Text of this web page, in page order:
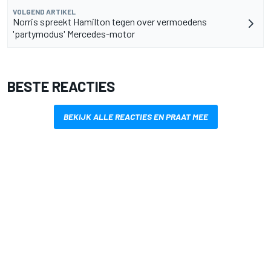
VOLGEND ARTIKEL
Norris spreekt Hamilton tegen over vermoedens
'partymodus' Mercedes-motor
BESTE REACTIES
BEKIJK ALLE REACTIES EN PRAAT MEE